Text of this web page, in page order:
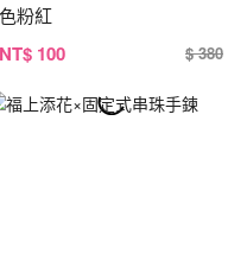
色粉紅
NT$ 100 $ 380